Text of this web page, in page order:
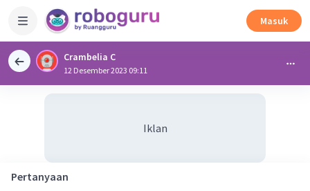
Masuk
Crambelia C
12 Desember 2023 09:11
Iklan
Pertanyaan